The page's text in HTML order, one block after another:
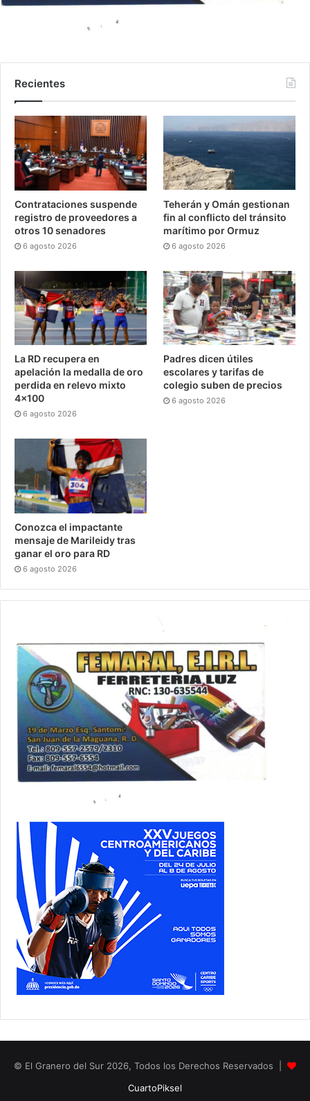
Recientes
Contrataciones suspende
registro de proveedores a
otros 10 senadores
6 agosto 2026
Teherán y Omán gestionan
fin al conflicto del tránsito
marítimo por Ormuz
6 agosto 2026
La RD recupera en
apelación la medalla de oro
perdida en relevo mixto
4×100
6 agosto 2026
Padres dicen útiles
escolares y tarifas de
colegio suben de precios
6 agosto 2026
Conozca el impactante
mensaje de Marileidy tras
ganar el oro para RD
6 agosto 2026
© El Granero del Sur 2026, Todos los Derechos Reservados |
CuartoPiksel